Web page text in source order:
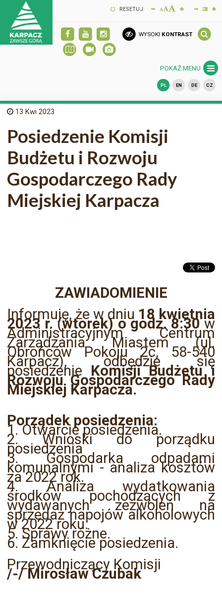
RESETUJ
WYSOKI KONTRAST
POKAŻ MENU
PL EN DE CZ
13 Kwi 2023
Posiedzenie Komisji
Budżetu i Rozwoju
Gospodarczego Rady
Miejskiej Karpacza
ZAWIADOMIENIE
Informuję, że w dniu 18 kwietnia
2023 r. (wtorek) o godz. 8:30w
Administracyjnym Centrum
Zarządzania Miastem (ul.
Obrońców Pokoju 2c, 58-540
Karpacz), odbędzie się
posiedzenie Komisji Budżetu i
Rozwoju Gospodarczego Rady
Miejskiej Karpacza.
Porządek posiedzenia:
1. Otwarcie posiedzenia.
2. Wnioski do porządku
posiedzenia
3. Gospodarka odpadami
komunalnymi - analiza kosztów
za 2022 rok.
4. Analiza wydatkowania
środków pochodzących z
wydawanych zezwoleń na
sprzedaż napojów alkoholowych
w 2022 roku.
5. Sprawy różne.
6. Zamknięcie posiedzenia.
Przewodniczący Komisji
/-/ Mirosław Czubak